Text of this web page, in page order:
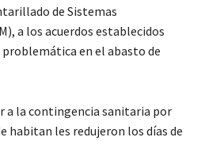
de Sistemas
a los acuerdos establecidos
en el abasto de
a la contingencia sanitaria por
habitan les redujeron los días de